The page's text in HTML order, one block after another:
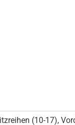
(10-17),